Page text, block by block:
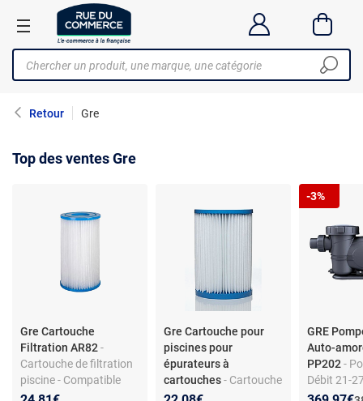
Retour Gre
Top des ventes Gre
Gre Cartouche
Filtration AR82-
Cartouche de filtration
piscine - Compatible
filtres
Gre Cartouche pour
piscines pour
épurateurs à
cartouches- Cartouche
pour piscines pour
GRE
Auto-
PP202-
Débit 21-
filtre
-3%